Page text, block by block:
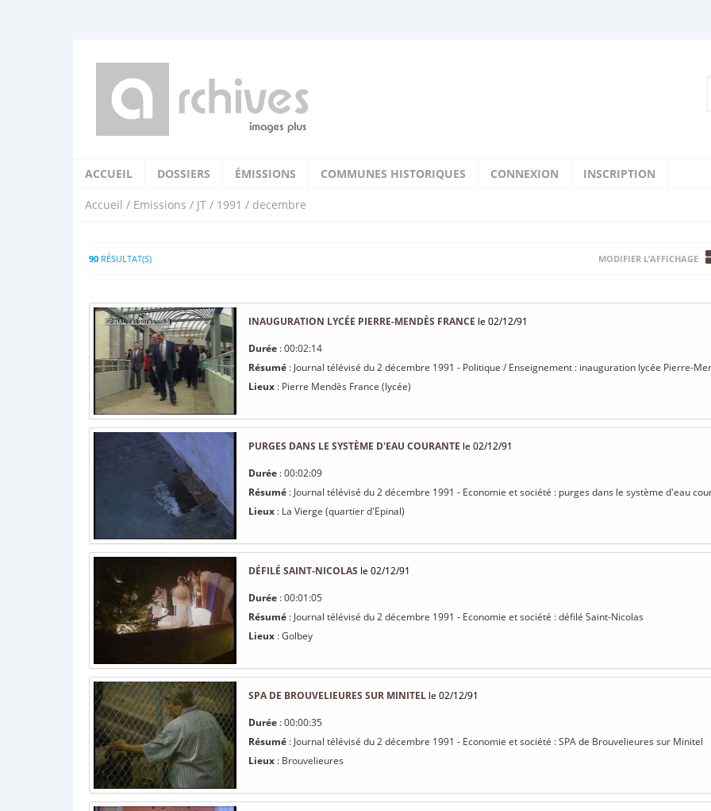
ACCUEIL DOSSIERS ÉMISSIONS COMMUNES HISTORIQUES CONNEXION INSCRIPTION
Accueil / Emissions / JT / 1991 / decembre
90 RÉSULTAT(S) MODIFIER L’AFFICHAGE
INAUGURATION LYCÉE PIERRE-MENDÈS FRANCE le 02/12/91
Durée : 00:02:14
Résumé : Journal télévisé du 2 décembre 1991 - Politique / Enseignement : inauguration lycée Pierre-
Lieux : Pierre Mendès France (lycée)
PURGES DANS LE SYSTÈME D'EAU COURANTE le 02/12/91
Durée : 00:02:09
Résumé : Journal télévisé du 2 décembre 1991 - Economie et société : purges dans le système d'eau
Lieux : La Vierge (quartier d'Epinal)
DÉFILÉ SAINT-NICOLAS le 02/12/91
Durée : 00:01:05
Résumé : Journal télévisé du 2 décembre 1991 - Economie et société : défilé Saint-Nicolas
Lieux : Golbey
SPA DE BROUVELIEURES SUR MINITEL le 02/12/91
Durée : 00:00:35
Résumé : Journal télévisé du 2 décembre 1991 - Economie et société : SPA de Brouvelieures sur Minitel
Lieux : Brouvelieures